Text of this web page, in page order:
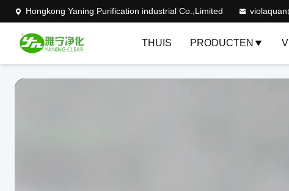
Hongkong Yaning Purification industrial Co.,Limited
THUIS PRODUCTEN